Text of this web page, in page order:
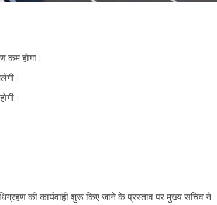
कम होगा।
की कार्यवाही शुरू किए जाने के प्रस्ताव पर मुख्य सचिव ने